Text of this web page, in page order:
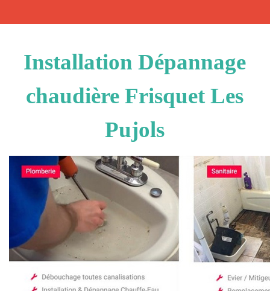
Installation Dépannage
chaudière Frisquet Les
Pujols